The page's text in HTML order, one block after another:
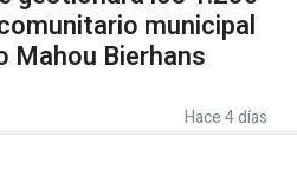
municipal
Mahou Bierhans
Hace 4 días